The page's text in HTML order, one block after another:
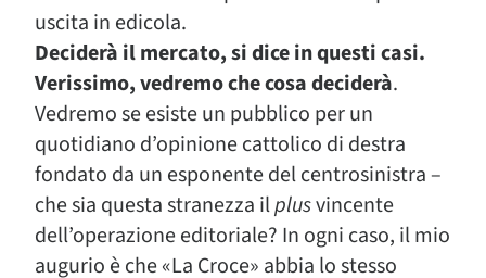
uscita in edicola.
Deciderà il mercato, si dice in questi casi.
Verissimo, vedremo che cosa deciderà.
Vedremo se esiste un pubblico per un
quotidiano d’opinione cattolico di destra
fondato da un esponente del centrosinistra –
che sia questa stranezza ilplusvincente
dell’operazione editoriale? In ogni caso, il mio
augurio è che «La Croce» abbia lo stesso